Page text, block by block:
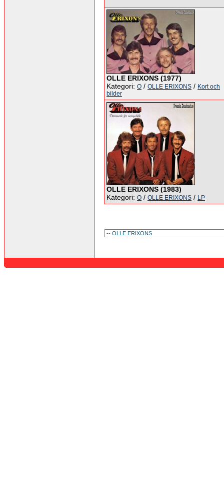
OLLE ERIXONS (1977)
Kategori: O / OLLE ERIXONS / Kort och
bilder
OLLE ERIXONS (1983)
Kategori: O / OLLE ERIXONS / LP